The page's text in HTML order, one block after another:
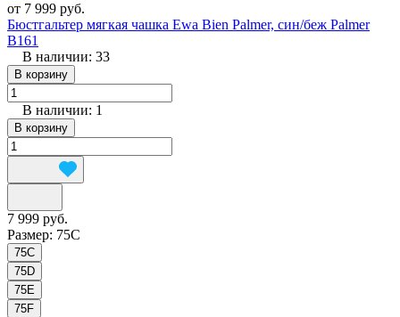
от 7 999 руб.
Бюстгальтер мягкая чашка Ewa Bien Palmer, син/беж Palmer
B161
В наличии: 33
В корзину
В наличии: 1
В корзину
7 999 руб.
Размер: 75C
75C
75D
75E
75F